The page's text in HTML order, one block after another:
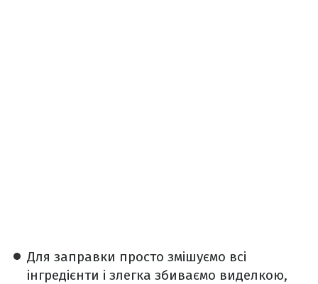
️Для заправки просто змішуємо всі
інгредієнти і злегка збиваємо виделкою,